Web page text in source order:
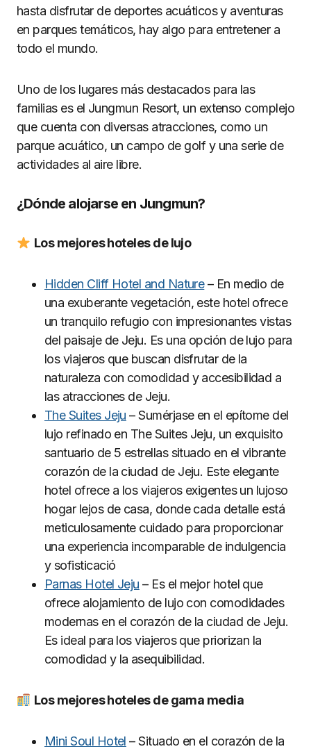
hasta disfrutar de deportes acuáticos y aventuras
en parques temáticos, hay algo para entretener a
todo el mundo.
Uno de los lugares más destacados para las
familias es el Jungmun Resort, un extenso complejo
que cuenta con diversas atracciones, como un
parque acuático, un campo de golf y una serie de
actividades al aire libre.
¿Dónde alojarse en Jungmun?
Los mejores hoteles de lujo
Hidden Cliff Hotel and Nature– En medio de
una exuberante vegetación, este hotel ofrece
un tranquilo refugio con impresionantes vistas
del paisaje de Jeju. Es una opción de lujo para
los viajeros que buscan disfrutar de la
naturaleza con comodidad y accesibilidad a
las atracciones de Jeju.
The Suites Jeju – Sumérjase en el epítome del
lujo refinado en The Suites Jeju, un exquisito
santuario de 5 estrellas situado en el vibrante
corazón de la ciudad de Jeju. Este elegante
hotel ofrece a los viajeros exigentes un lujoso
hogar lejos de casa, donde cada detalle está
meticulosamente cuidado para proporcionar
una experiencia incomparable de indulgencia
y sofisticació
Parnas Hotel Jeju – Es el mejor hotel que
ofrece alojamiento de lujo con comodidades
modernas en el corazón de la ciudad de Jeju.
Es ideal para los viajeros que priorizan la
comodidad y la asequibilidad.
Los mejores hoteles de gama media
Mini Soul Hotel – Situado en el corazón de la